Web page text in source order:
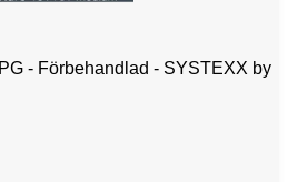
- Förbehandlad - SYSTEXX by